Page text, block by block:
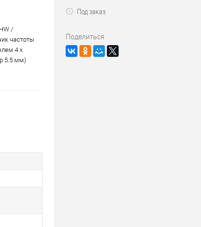
/
частоты
4 x
5.5 мм)
Под заказ
Поделиться